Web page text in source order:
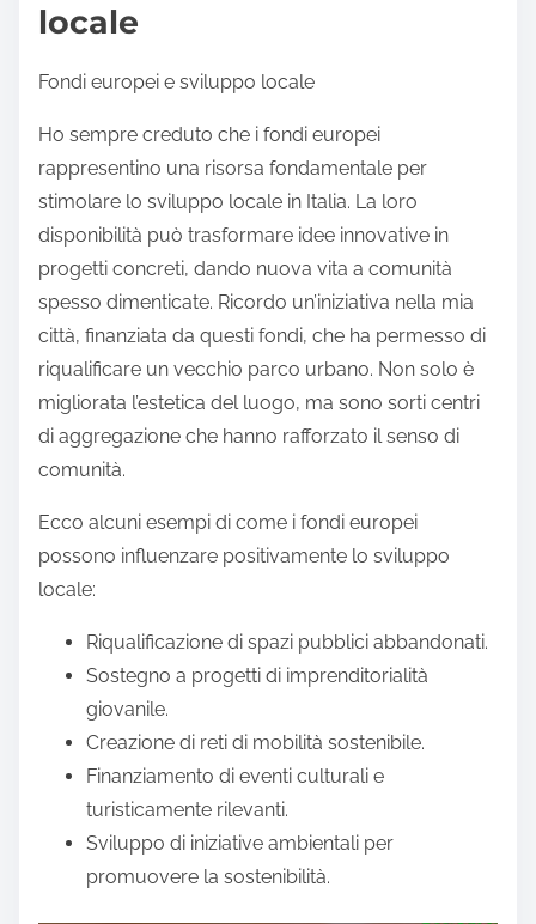
locale
Fondi europei e sviluppo locale
Ho sempre creduto che i fondi europei
rappresentino una risorsa fondamentale per
stimolare lo sviluppo locale in Italia. La loro
disponibilità può trasformare idee innovative in
progetti concreti, dando nuova vita a comunità
spesso dimenticate. Ricordo un’iniziativa nella mia
città, finanziata da questi fondi, che ha permesso di
riqualificare un vecchio parco urbano. Non solo è
migliorata l’estetica del luogo, ma sono sorti centri
di aggregazione che hanno rafforzato il senso di
comunità.
Ecco alcuni esempi di come i fondi europei
possono influenzare positivamente lo sviluppo
locale:
Riqualificazione di spazi pubblici abbandonati.
Sostegno a progetti di imprenditorialità
giovanile.
Creazione di reti di mobilità sostenibile.
Finanziamento di eventi culturali e
turisticamente rilevanti.
Sviluppo di iniziative ambientali per
promuovere la sostenibilità.